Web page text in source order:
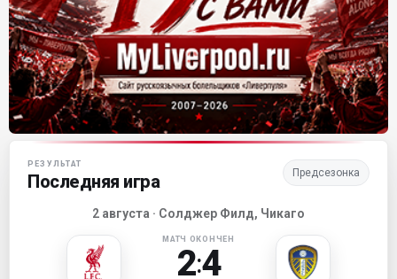
Матч-центр «Ливерпуля»
РЕЗУЛЬТАТ
Последняя игра Предсезонка
2 августа · Солджер Филд, Чикаго
МАТЧ ОКОНЧЕН
2:4